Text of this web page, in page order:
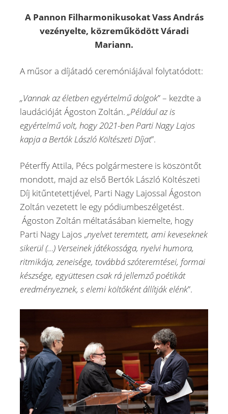
A Pannon Filharmonikusokat Vass András
vezényelte, közreműködött Váradi
Mariann.
A műsor a díjátadó ceremóniájával folytatódott:
„Vannak az életben egyértelmű dolgok” – kezdte a
laudációját Ágoston Zoltán. „Például az is
egyértelmű volt, hogy 2021-ben Parti Nagy Lajos
kapja a Bertók László Költészeti Díjat”.
Péterffy Attila, Pécs polgármestere is köszöntőt
mondott, majd az első Bertók László Költészeti
Díj kitűntetettjével, Parti Nagy Lajossal Ágoston
Zoltán vezetett le egy pódiumbeszélgetést.
Ágoston Zoltán méltatásában kiemelte, hogy
Parti Nagy Lajos „nyelvet teremtett, ami keveseknek
sikerül (…) Verseinek játékossága, nyelvi humora,
ritmikája, zeneisége, továbbá szóteremtései, formai
készsége, együttesen csak rá jellemző poétikát
eredményeznek, s elemi költőként állítják elénk”.